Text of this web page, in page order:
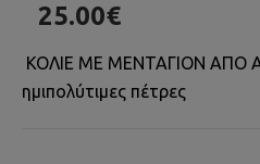
25.00€
ΚΟΛΙΕ ΜΕ ΜΕΝΤΑΓΙΟΝ ΑΠΟ
ημιπολύτιμες πέτρες